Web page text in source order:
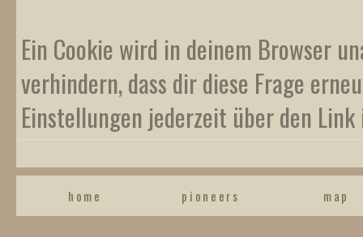
Ein Cookie wird in deinem Browser
verhindern, dass dir diese Frage
Einstellungen jederzeit über den
home pioneers map